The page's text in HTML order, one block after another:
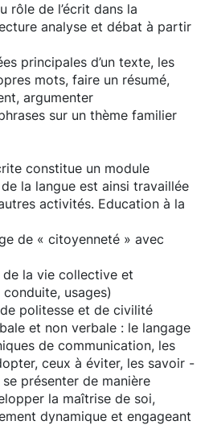
rôle de l’écrit dans la
analyse et débat à partir
principales d’un texte, les
mots, faire un résumé,
argumenter
sur un thème familier
constitue un module
la langue est ainsi travaillée
activités. Education à la
de « citoyenneté » avec
la vie collective et
usages)
politesse et de civilité
et non verbale : le langage
de communication, les
ceux à éviter, les savoir -
présenter de manière
la maîtrise de soi,
dynamique et engageant